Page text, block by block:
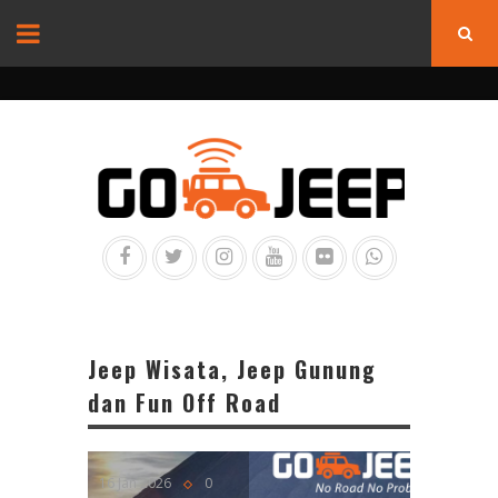
Jeep Wisata, Jeep Gunung
dan Fun Off Road
16 Jan 2026 0